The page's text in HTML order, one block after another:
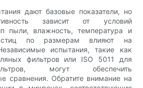
дают базовые показатели, но
зависит от условий
пыли, влажность, температура и
по размерам влияют на
испытания, такие как
фильтров или ISO 5011 для
могут обеспечить
сравнения. Обратите внимание на